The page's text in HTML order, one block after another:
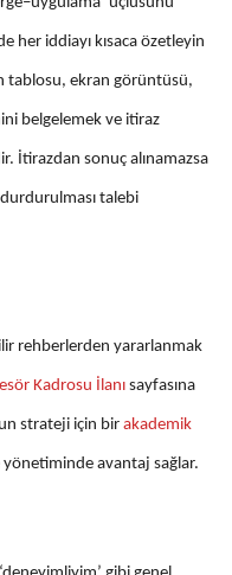
her iddiayı kısaca özetleyin
tablosu, ekran görüntüsü,
belgelemek ve itiraz
İtirazdan sonuç alınamazsa
talebi
rehberlerden yararlanmak
Kadrosu İlanı sayfasına
strateji için bir akademik
yönetiminde avantaj sağlar.